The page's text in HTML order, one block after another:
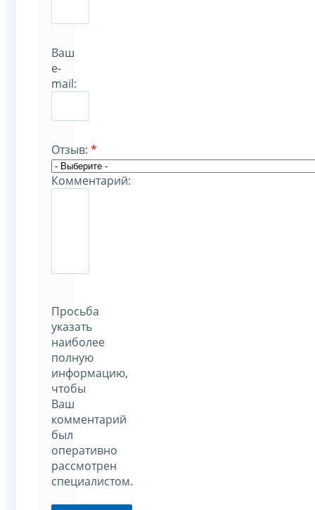
Ваш
e-
mail:
Отзыв: *
Комментарий:
Просьба
указать
наиболее
полную
информацию,
чтобы
Ваш
комментарий
был
оперативно
рассмотрен
специалистом.